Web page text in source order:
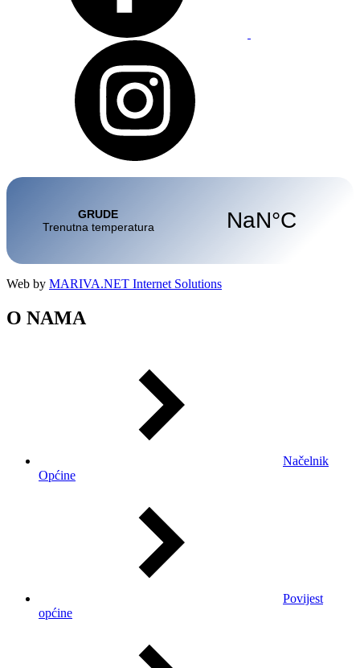
Web by MARIVA.NET Internet Solutions
O NAMA
Načelnik
Općine
Povijest
općine